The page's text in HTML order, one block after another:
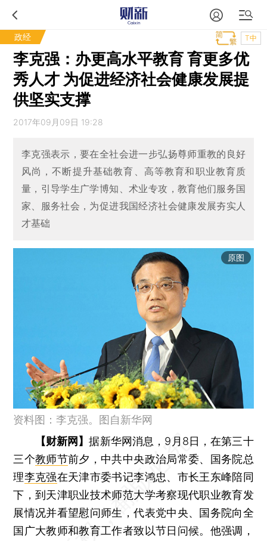
政经 T中
李克强：办更高水平教育 育更多优
秀人才 为促进经济社会健康发展提
供坚实支撑
2017年09月09日 19:28
李克强表示，要在全社会进一步弘扬尊师重教的良好
风尚，不断提升基础教育、高等教育和职业教育质
量，引导学生广学博知、术业专攻，教育他们服务国
家、服务社会，为促进我国经济社会健康发展夯实人
才基础
原图
资料图：李克强。图自新华网
【财新网】据新华网消息，9月8日，在第三十
三个教师节前夕，中共中央政治局常委、国务院总
理李克强在天津市委书记李鸿忠、市长王东峰陪同
下，到天津职业技术师范大学考察现代职业教育发
展情况并看望慰问师生，代表党中央、国务院向全
国广大教师和教育工作者致以节日问候。他强调，